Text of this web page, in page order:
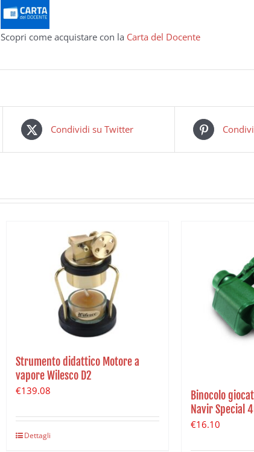
Scopri come acquistare con la Carta del Docente
Condividi su Twitter
Strumento didattico Motore a
vapore Wilesco D2
€139.08
Dettagli
Binocolo
Navir Special
€16.10